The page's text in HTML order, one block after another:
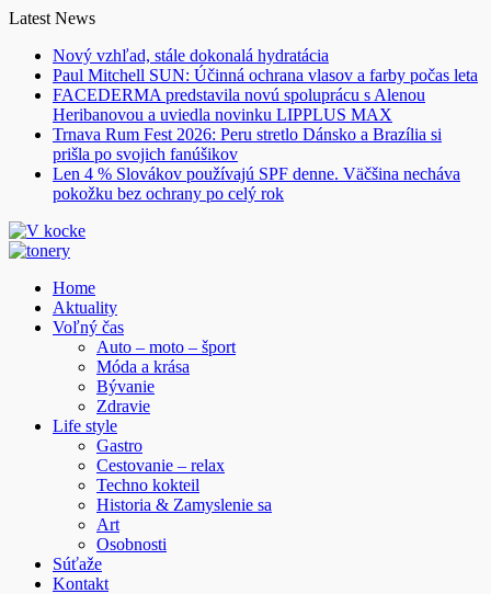
Skip
content
Latest News
Nový vzhľad, stále dokonalá hydratácia
Paul Mitchell SUN: Účinná ochrana vlasov a farby počas leta
FACEDERMA predstavila novú spoluprácu s Alenou
Heribanovou a uviedla novinku LIPPLUS MAX
Trnava Rum Fest 2026: Peru stretlo Dánsko a Brazília si
prišla po svojich fanúšikov
Len 4 % Slovákov používajú SPF denne. Väčšina necháva
pokožku bez ochrany po celý rok
Home
Aktuality
Voľný čas
Auto – moto – šport
Móda a krása
Bývanie
Zdravie
Life style
Gastro
Cestovanie – relax
Techno kokteil
Historia & Zamyslenie sa
Art
Osobnosti
Súťaže
Kontakt